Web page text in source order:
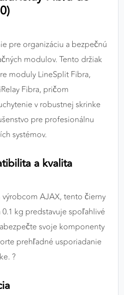
pre organizáciu a bezpečnú
modulov. Tento držiak
moduly LineSplit Fibra,
Fibra, pričom
v robustnej skrinke
pre profesionálnu
systémov.
a kvalita
AJAX, tento čierny
kg predstavuje spoľahlivé
svoje komponenty
prehľadné usporiadanie
?️
stránok.
COOKIES
sa používajú na sledovanie
naprieč webovými
nám a našim partnerom
sieťach tretích strán.
Google